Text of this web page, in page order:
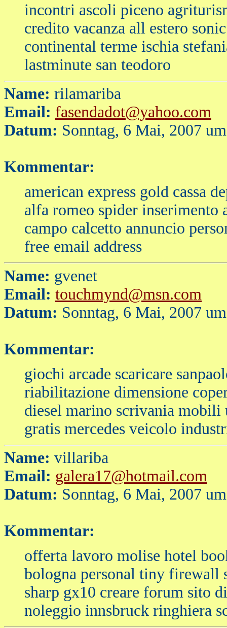
incontri ascoli piceno
credito vacanza all estero
continental terme ischia
lastminute san teodoro
Name: rilamariba
Email: fasendadot@yahoo.com
Datum: Sonntag, 6 Mai, 2007
Kommentar:
american express gold cassa
alfa romeo spider inserimento
campo calcetto annuncio
free email address
Name: gvenet
Email: touchmynd@msn.com
Datum: Sonntag, 6 Mai, 2007
Kommentar:
giochi arcade scaricare
riabilitazione dimensione
diesel marino scrivania mobili
gratis mercedes veicolo
Name: villariba
Email: galera17@hotmail.com
Datum: Sonntag, 6 Mai, 2007
Kommentar:
offerta lavoro molise hotel
bologna personal tiny firewall
sharp gx10 creare forum sito
noleggio innsbruck ringhiera